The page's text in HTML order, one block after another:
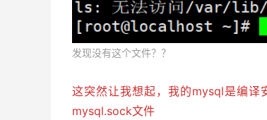
发现没有这个文件？？
这突然让我想起，我的mysql是编译
mysql.sock文件